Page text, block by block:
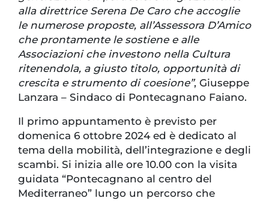
alla direttrice Serena De Caro che accoglie
le numerose proposte, all’Assessora D’Amico
che prontamente le sostiene e alle
Associazioni che investono nella Cultura
ritenendola, a giusto titolo, opportunità di
crescita e strumento di coesione”, Giuseppe
Lanzara – Sindaco di Pontecagnano Faiano.
Il primo appuntamento è previsto per
domenica 6 ottobre 2024 ed è dedicato al
tema della mobilità, dell’integrazione e degli
scambi. Si inizia alle ore 10.00 con la visita
guidata “Pontecagnano al centro del
Mediterraneo” lungo un percorso che